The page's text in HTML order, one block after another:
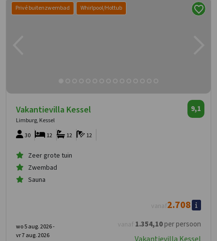
Privé buitenzwembad Whirlpool/Hottub
Vakantievilla Kessel
Limburg, Kessel
9,1
30 12
12
12
Zeer grote tuin
Zwembad
Sauna
vanaf 1.354,10per persoon
vanaf2.708
wo 5 aug. 2026 -
vr 7 aug. 2026